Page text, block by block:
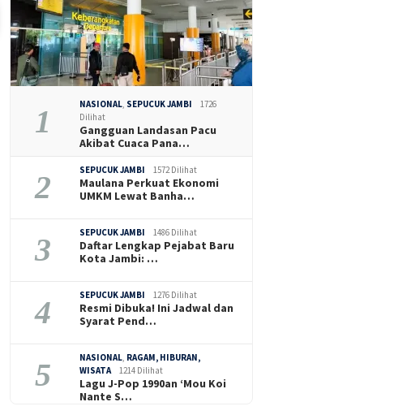
1 NASIONAL SEPUCUK JAMBI
1726
Dilihat
Gangguan Landasan Pacu
Akibat Cuaca Pana…
2 SEPUCUK JAMBI 1572 Dilihat
Maulana Perkuat Ekonomi
UMKM Lewat Banha…
3 SEPUCUK JAMBI 1486 Dilihat
Daftar Lengkap Pejabat Baru
Kota Jambi: …
4 SEPUCUK JAMBI 1276 Dilihat
Resmi Dibuka! Ini Jadwal dan
Syarat Pend…
5 NASIONAL RAGAM, HIBURAN,
WISATA
1214 Dilihat
Lagu J-Pop 1990an ‘Mou Koi
Nante S…